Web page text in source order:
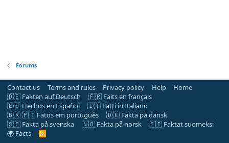
Forums
Contact us Terms and rules Privacy policy Help
Home
🇩🇪 Fakten auf Deutsch
🇫🇷 Faits en français
🇪🇸 Hechos en Español
🇮🇹 Fatti in Italiano
🇧🇷 🇵🇹 Fatos em português
🇩🇰 Fakta på dansk
🇸🇪 Fakta på svenska
🇳🇴 Fakta på norsk
🇫🇮 Faktat suomeksi
🌍 Facts
R